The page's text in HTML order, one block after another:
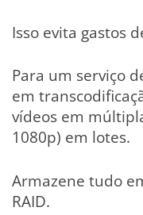
Isso evita gastos
Para um serviço
em
vídeos em
1080p) em lotes.
Armazene tudo
RAID.